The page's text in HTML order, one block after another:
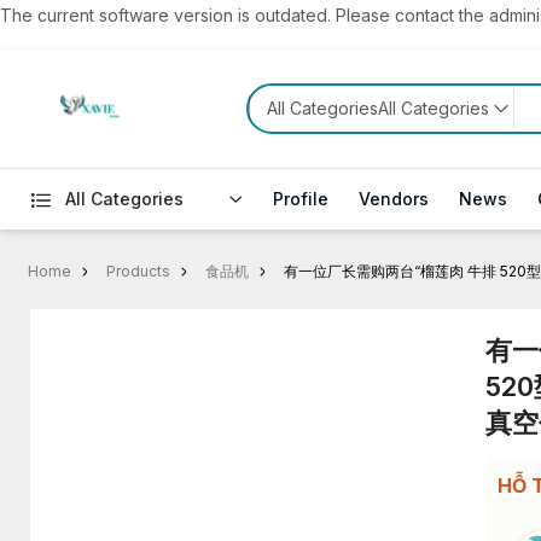
The current software version is outdated. Please contact the
All CategoriesAll Categories
All Categories Profile Vendors News
Home Products 食品机 有一位厂长需购两台“榴莲肉 牛排 520
有
520
真
HỖ